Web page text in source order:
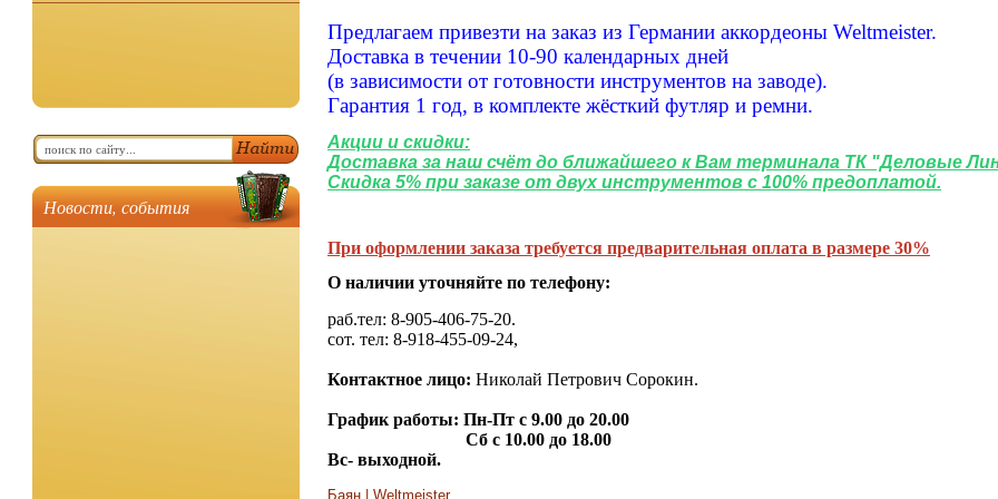
Новости, события
Предлагаем привезти на заказ из Германии аккордеоны Weltmeister.
Доставка в течении 10-90 календарных дней
(в зависимости от готовности инструментов на заводе).
Гарантия 1 год, в комплекте жёсткий футляр и ремни.
Акции и скидки:
Доставка за наш счёт до ближайшего к Вам терминала ТК "Деловые
Скидка 5% при заказе от двух инструментов с 100% предоплатой.
При оформлении заказа требуется предварительная оплата в размере 30%
О наличии уточняйте по телефону:
раб.тел: 8-905-406-75-20.
сот. тел: 8-918-455-09-24,
Контактное лицо: Николай Петрович Сорокин.
График работы: Пн-Пт с 9.00 до 20.00
Сб с 10.00 до 18.00
Вс- выходной.
Баян Weltmeister